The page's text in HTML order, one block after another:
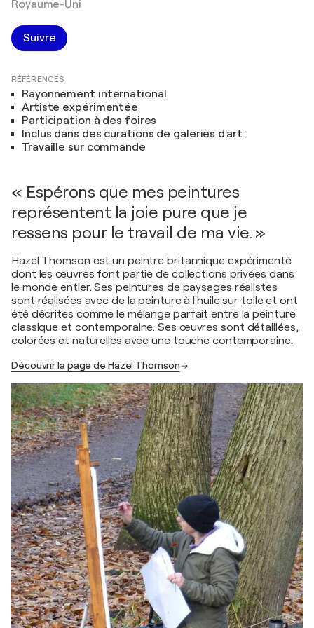
Royaume-Uni
Suivre
RÉFÉRENCES
Rayonnement international
Artiste expérimentée
Participation à des foires
Inclus dans des curations de galeries d'art
Travaille sur commande
« Espérons que mes peintures
représentent la joie pure que je
ressens pour le travail de ma vie. »
Hazel Thomson est un peintre britannique expérimenté
dont les œuvres font partie de collections privées dans
le monde entier. Ses peintures de paysages réalistes
sont réalisées avec de la peinture à l'huile sur toile et ont
été décrites comme le mélange parfait entre la peinture
classique et contemporaine. Ses œuvres sont détaillées,
colorées et naturelles avec une touche contemporaine.
Découvrir la page de Hazel Thomson